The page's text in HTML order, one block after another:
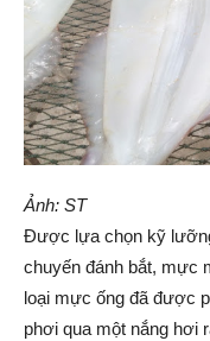
Ảnh: ST
Được lựa chọn kỹ
chuyến đánh bắt, mực
loại mực ống đã được
phơi qua một nắng hơi